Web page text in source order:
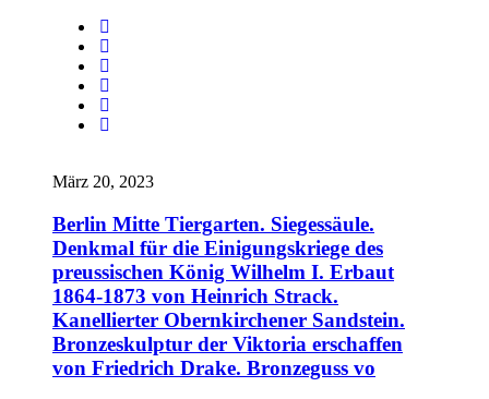
März 20, 2023
Berlin Mitte Tiergarten. Siegessäule.
Denkmal für die Einigungskriege des
preussischen König Wilhelm I. Erbaut
1864-1873 von Heinrich Strack.
Kanellierter Obernkirchener Sandstein.
Bronzeskulptur der Viktoria erschaffen
von Friedrich Drake. Bronzeguss vo